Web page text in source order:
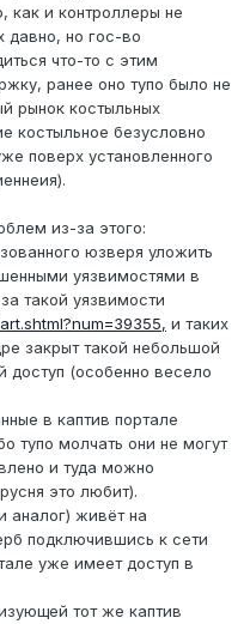
как и контроллеры не
давно, но гос-во
что-то с этим
ранее оно тупо было не
рынок костыльных
костыльное безусловно
поверх установленного
из-за этого:
юзверя уложить
уязвимостями в
такой уязвимости
и таких
закрыт такой небольшой
доступ (особенно весело
в каптив портале
тупо молчать они не могут
и туда можно
это любит).
аналог) живёт на
подключившись к сети
уже имеет доступ в
тот же каптив